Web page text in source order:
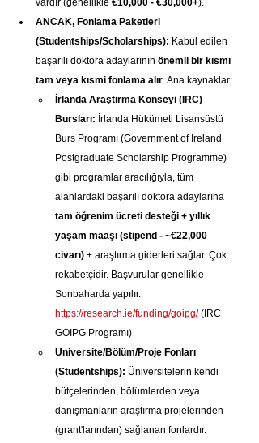
vardır (genellikle €10,000 - €30,000+).
ANCAK, Fonlama Paketleri
(Studentships/Scholarships): Kabul edilen
başarılı doktora adaylarının önemli bir kısmı
tam veya kısmi fonlama alır. Ana kaynaklar:
İrlanda Araştırma Konseyi (IRC)
Bursları: İrlanda Hükümeti Lisansüstü
Burs Programı (Government of Ireland
Postgraduate Scholarship Programme)
gibi programlar aracılığıyla, tüm
alanlardaki başarılı doktora adaylarına
tam öğrenim ücreti desteği + yıllık
yaşam maaşı (stipend - ~€22,000
civarı) + araştırma giderleri sağlar. Çok
rekabetçidir. Başvurular genellikle
Sonbaharda yapılır.
https://research.ie/funding/goipg/ (IRC
GOIPG Programı)
Üniversite/Bölüm/Proje Fonları
(Studentships): Üniversitelerin kendi
bütçelerinden, bölümlerden veya
danışmanların araştırma projelerinden
(grant'larından) sağlanan fonlardır.